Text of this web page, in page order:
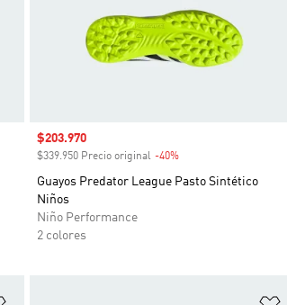
Precio de venta
$203.970
$339.950 Precio original -40%Descuento
Guayos Predator League Pasto Sintético
Niños
Niño Performance
2 colores